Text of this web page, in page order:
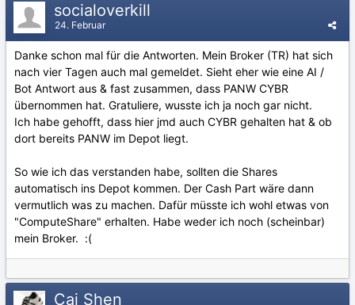
socialoverkill
24. Februar
Danke schon mal für die Antworten. Mein Broker (TR) hat sich
nach vier Tagen auch mal gemeldet. Sieht eher wie eine AI /
Bot Antwort aus & fast zusammen, dass PANW CYBR
übernommen hat. Gratuliere, wusste ich ja noch gar nicht.
Ich habe gehofft, dass hier jmd auch CYBR gehalten hat & ob
dort bereits PANW im Depot liegt.
So wie ich das verstanden habe, sollten die Shares
automatisch ins Depot kommen. Der Cash Part wäre dann
vermutlich was zu machen. Dafür müsste ich wohl etwas von
"ComputeShare" erhalten. Habe weder ich noch (scheinbar)
mein Broker. :(
Cai Shen